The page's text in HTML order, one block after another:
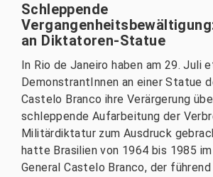
Schleppende
an Diktatoren-Statue
In Rio de Janeiro haben am 29. Juli
DemonstrantInnen an einer Statue
Castelo Branco ihre Verärgerung
schleppende Aufarbeitung der
Militärdiktatur zum Ausdruck
hatte Brasilien von 1964 bis 1985
General Castelo Branco, der